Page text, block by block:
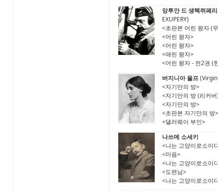
앙투안 드 생텍쥐페리
EXUPERY)
<초판본 어린 왕자 (
<어린 왕자>
<어린 왕자>
<애린 왕자>
<어린 왕자 - 전2권 (
버지니아 울프
<자기만의 방>
<자기만의 방 (리커
<자기만의 방>
<초판본 자기만의 방>
<댈러웨이 부인>
나쓰메 소세키
<나는 고양이로소이
<마음>
<나는 고양이로소이
<도련님>
<나는 고양이로소이